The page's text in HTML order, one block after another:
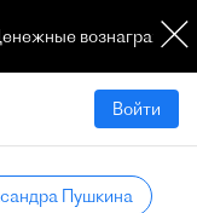
Войти
Пушкина